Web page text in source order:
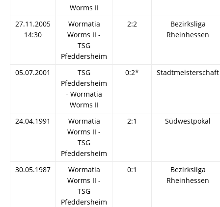
Worms II
27.11.2005
14:30
Wormatia
Worms II -
TSG
Pfeddersheim
2:2
Bezirksliga
Rheinhessen
05.07.2001
TSG
Pfeddersheim
- Wormatia
Worms II
0:2* Stadtmeisterschaft
24.04.1991
Wormatia
Worms II -
TSG
Pfeddersheim
2:1 Südwestpokal
30.05.1987
Wormatia
Worms II -
TSG
Pfeddersheim
0:1
Bezirksliga
Rheinhessen